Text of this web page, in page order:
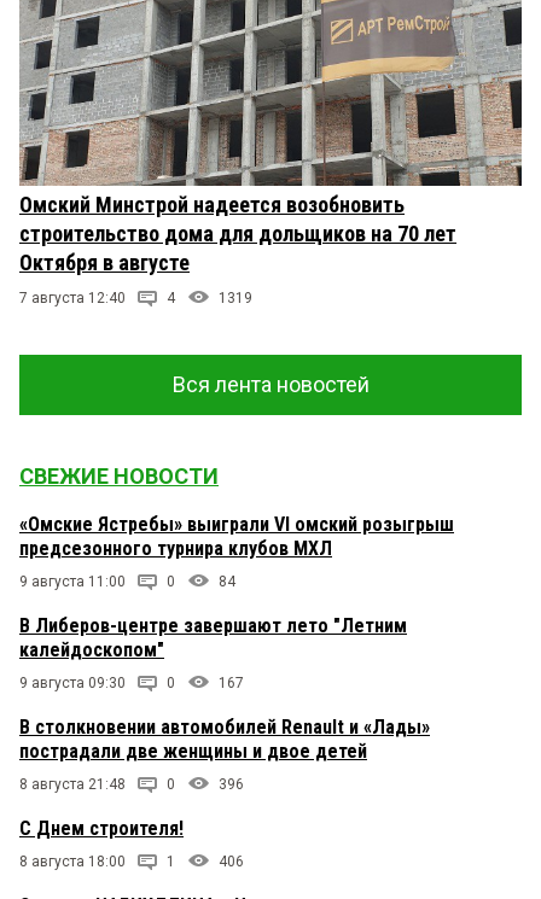
Омский Минстрой надеется возобновить
строительство дома для дольщиков на 70 лет
Октября в августе
7 августа 12:40 4 1319
Вся лента новостей
СВЕЖИЕ НОВОСТИ
«Омские Ястребы» выиграли VI омский розыгрыш
предсезонного турнира клубов МХЛ
9 августа 11:00 0 84
В Либеров-центре завершают лето "Летним
калейдоскопом"
9 августа 09:30 0 167
В столкновении автомобилей Renault и «Лады»
пострадали две женщины и двое детей
8 августа 21:48 0 396
С Днем строителя!
8 августа 18:00 1 406